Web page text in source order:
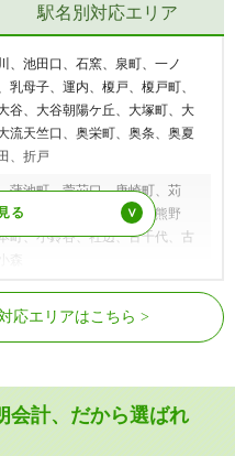
、池田口、石窯、泉町、一ノ
乳母子、運内、榎戸、榎戸町、
谷、大谷朝陽ケ丘、大塚町、大
流天竺口、奥栄町、奥条、奥夏
、折戸
蒲池町、萱苅口、唐崎町、苅
北汐見坂、北条、熊野、熊野
町、小鈴谷、社辺、古千代、古
南割、椎垂木、椎田奥、椎田
、蛇廻間、上納、庄兵衛新田、
、神明町、末広町、菅場、住吉
掛、陶郷町、酉新田、鳥根、飛
駅名別対応エリア
野町駅、西ノ口駅、蒲池駅、榎戸
、多屋駅、常滑駅
応エリアはこちら
会計、だから選ばれ